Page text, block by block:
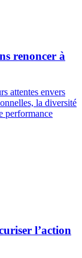
renoncer à
attentes envers
la diversité
performance
l’action